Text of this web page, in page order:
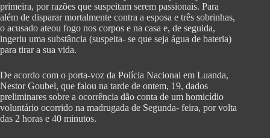
primeira, por razões que suspeitam serem passionais. Para
além de disparar mortalmente contra a esposa e três sobrinhas,
o acusado ateou fogo nos corpos e na casa e, de seguida,
ingeriu uma substância (suspeita- se que seja água de bateria)
para tirar a sua vida.
De acordo com o porta-voz da Polícia Nacional em Luanda,
Nestor Goubel, que falou na tarde de ontem, 19, dados
preliminares sobre a ocorrência dão conta de um homicídio
voluntário ocorrido na madrugada de Segunda- feira, por volta
das 2 horas e 40 minutos.